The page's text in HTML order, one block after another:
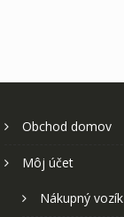
Obchod domov
Môj účet
Nákupný vozík